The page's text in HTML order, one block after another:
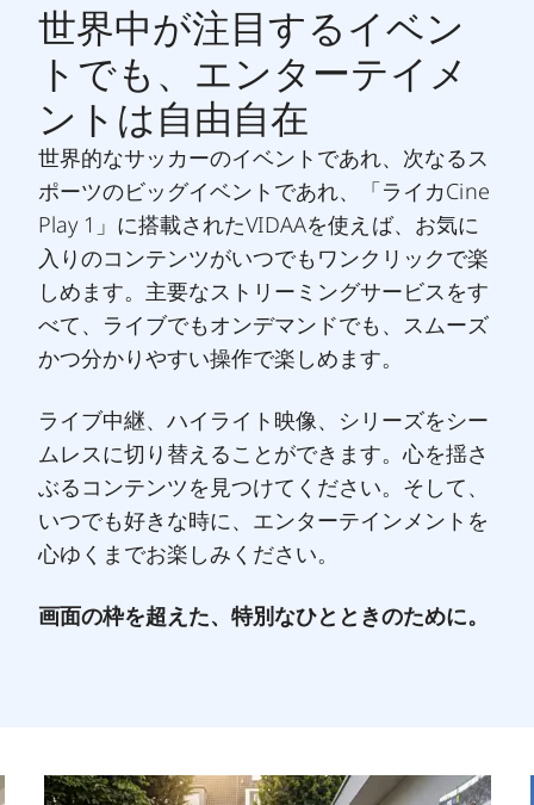
世界中が注目するイベン
トでも、エンターテイメ
ントは自由自在
世界的なサッカーのイベントであれ、次なるス
ポーツのビッグイベントであれ、「ライカCine
Play 1」に搭載されたVIDAAを使えば、お気に
入りのコンテンツがいつでもワンクリックで楽
しめます。主要なストリーミングサービスをす
べて、ライブでもオンデマンドでも、スムーズ
かつ分かりやすい操作で楽しめます。
ライブ中継、ハイライト映像、シリーズをシー
ムレスに切り替えることができます。心を揺さ
ぶるコンテンツを見つけてください。そして、
いつでも好きな時に、エンターテインメントを
心ゆくまでお楽しみください。
画面の枠を超えた、特別なひとときのために。